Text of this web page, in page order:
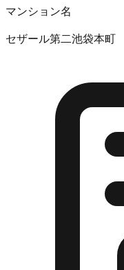
マンション名
セザール第二池袋本町